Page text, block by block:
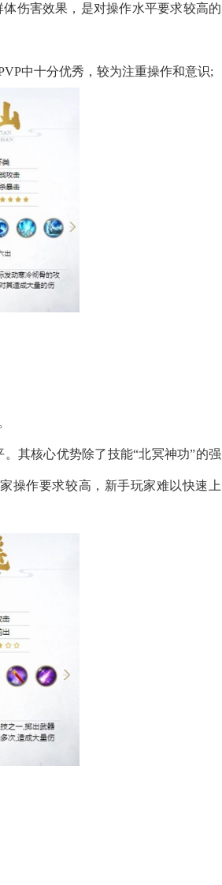
伤害效果，是对操作水平要求较高的
中十分优秀，较为注重操作和意识;
其核心优势除了技能“北冥神功”的强
操作要求较高，新手玩家难以快速上